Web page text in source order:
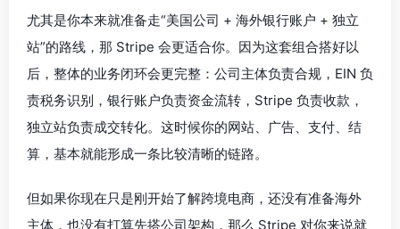
尤其是你本来就准备走“美国公司 + 海外银行账户 + 独立
站”的路线，那 Stripe 会更适合你。因为这套组合搭好以
后，整体的业务闭环会更完整：公司主体负责合规，EIN 负
责税务识别，银行账户负责资金流转，Stripe 负责收款，
独立站负责成交转化。这时候你的网站、广告、支付、结
算，基本就能形成一条比较清晰的链路。
但如果你现在只是刚开始了解跨境电商，还没有准备海外
主体，也没有打算先搭公司架构，那么 Stripe 对你来说就